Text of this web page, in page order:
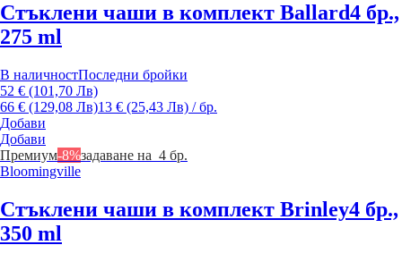
Стъклени чаши в комплект Ballard4 бр.,
275 ml
В наличностПоследни бройки
52 € (101,70 Лв)
66 € (129,08 Лв)13 € (25,43 Лв) / бр.
Добави
Добави
Премиум-8%задаване на 4 бр.
Bloomingville
Стъклени чаши в комплект Brinley4 бр.,
350 ml